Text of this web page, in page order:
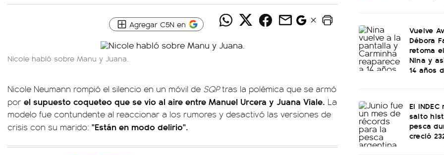
Agregar C5N en
Nicole habló sobre Manu y Juana.
Nicole Neumann rompió el silencio en un móvil de SQPtras la polémica que se armó
por el supuesto coqueteo que se vio al aire entre Manuel Urcera y Juana Viale. La
modelo fue contundente al reaccionar a los rumores y desactivó las versiones de
crisis con su marido: "Están en modo delirio".
Vuelve
Débora
retoma
Nina y
14 años
El
salto
pesca
creció